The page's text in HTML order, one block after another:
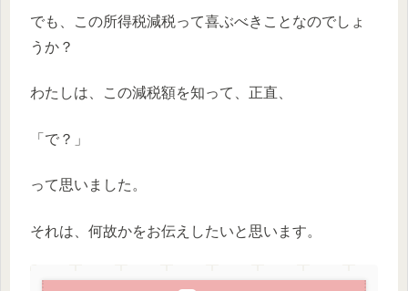
でも、この所得税減税って喜ぶべきことなのでしょ
うか？
わたしは、この減税額を知って、正直、
「で？」
って思いました。
それは、何故かをお伝えしたいと思います。